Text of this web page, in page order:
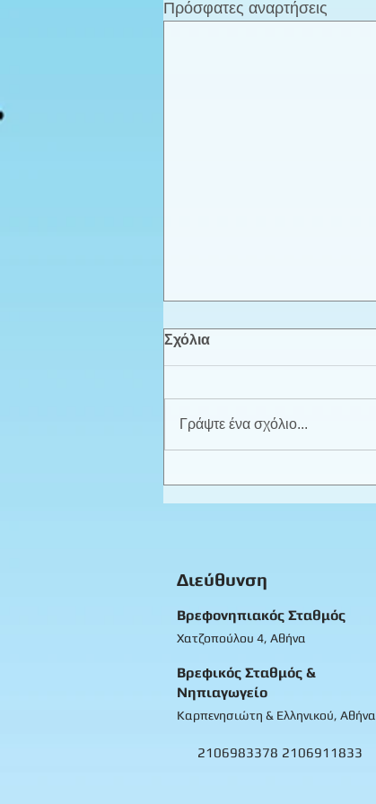
Πρόσφατες αναρτήσεις
Σχόλια
Γράψτε ένα σχόλιο...
Διεύθυνση
Βρεφονηπιακός Σταθμός
Χατζοπούλου 4, Αθήνα
Βρεφικός Σταθμός &
Νηπιαγωγείο
Καρπενησιώτη & Ελληνικού, Αθήνα
2106983378 2106911833